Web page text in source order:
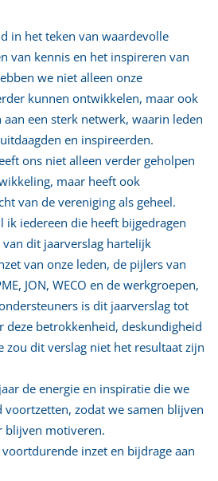
in het teken van waardevolle
van kennis en het inspireren van
we niet alleen onze
kunnen ontwikkelen, maar ook
een sterk netwerk, waarin leden
en inspireerden.
ons niet alleen verder geholpen
maar heeft ook
van de vereniging als geheel.
ik iedereen die heeft bijgedragen
dit jaarverslag hartelijk
van onze leden, de pijlers van
JON, WECO en de werkgroepen,
is dit jaarverslag tot
deze betrokkenheid, deskundigheid
zou dit verslag niet het resultaat zijn
de energie en inspiratie die we
voortzetten, zodat we samen blijven
blijven motiveren.
inzet en bijdrage aan